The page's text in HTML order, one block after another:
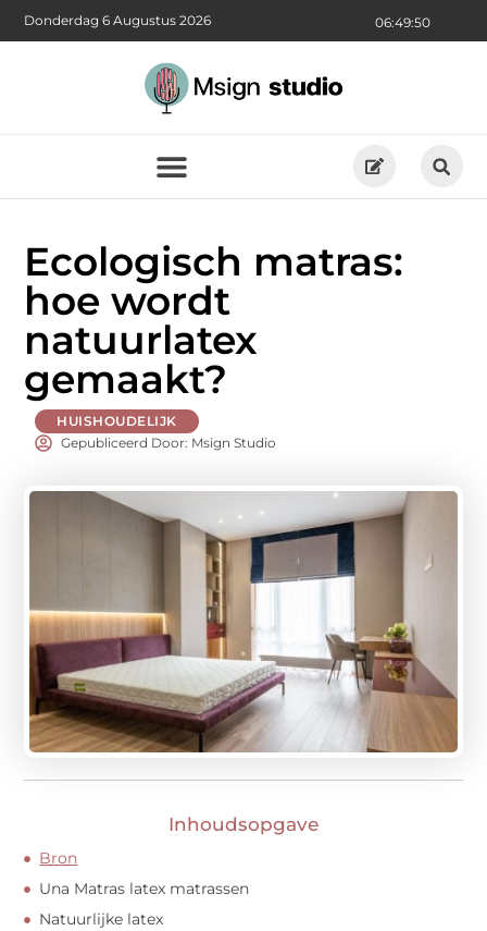
06:49:51
Donderdag 6 Augustus 2026
Ecologisch matras:
hoe wordt
natuurlatex
gemaakt?
HUISHOUDELIJK
Gepubliceerd Door: Msign Studio
Inhoudsopgave
Bron
Una Matras latex matrassen
Natuurlijke latex